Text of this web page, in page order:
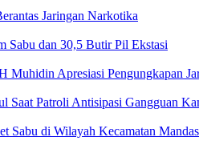
Jaringan Narkotika
Sabu dan 30,5 Butir Pil Ekstasi
Muhidin Apresiasi Pengungkapan
Saat Patroli Antisipasi Gangguan
Sabu di Wilayah Kecamatan